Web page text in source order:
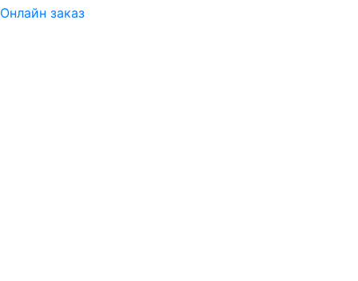
Онлайн заказ